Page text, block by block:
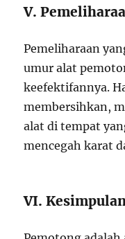
V.
Pemeliharaan
umur alat
keefektifannya.
membersihkan,
alat di tempat
mencegah karat
VI.